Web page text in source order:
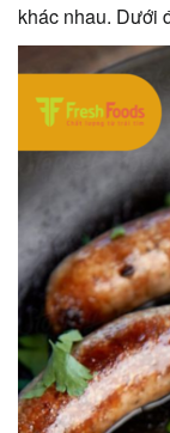
khác nhau. Dưới